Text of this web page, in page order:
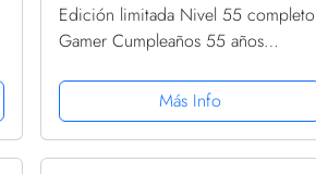
Edición limitada Nivel 55 completo
Gamer Cumpleaños 55 años
Más Info